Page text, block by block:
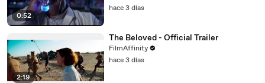
0:52
hace 3 días
2:19
The Beloved - Official Trailer
FilmAffinity
hace 3 días